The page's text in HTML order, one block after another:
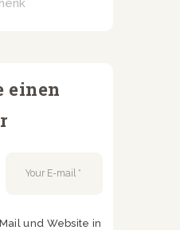
einen
und Website in